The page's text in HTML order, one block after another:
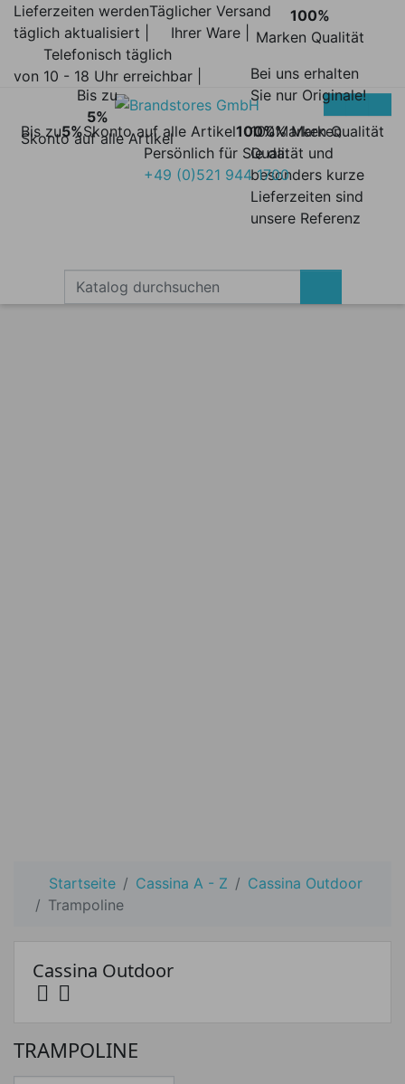
Lieferzeiten werden
täglich aktualisiert |
Täglicher Versand
Ihrer Ware |
Telefonisch täglich
von 10 - 18 Uhr erreichbar |
Bis zu5%Skonto auf alle Artikel
Bis zu
5%
Skonto auf alle Artikel
100%Marken Qualität
100%
Marken Qualität
Bei uns erhalten
Sie nur Originale!
100% Marken
Qualität und
besonders kurze
Lieferzeiten sind
unsere Referenz
Persönlich für Sie da:
+49 (0)521 944 1700
Startseite Cassina A - Z
Cassina Outdoor
Trampoline
Preis von Preis bis
Cassina Outdoor
 
TRAMPOLINE